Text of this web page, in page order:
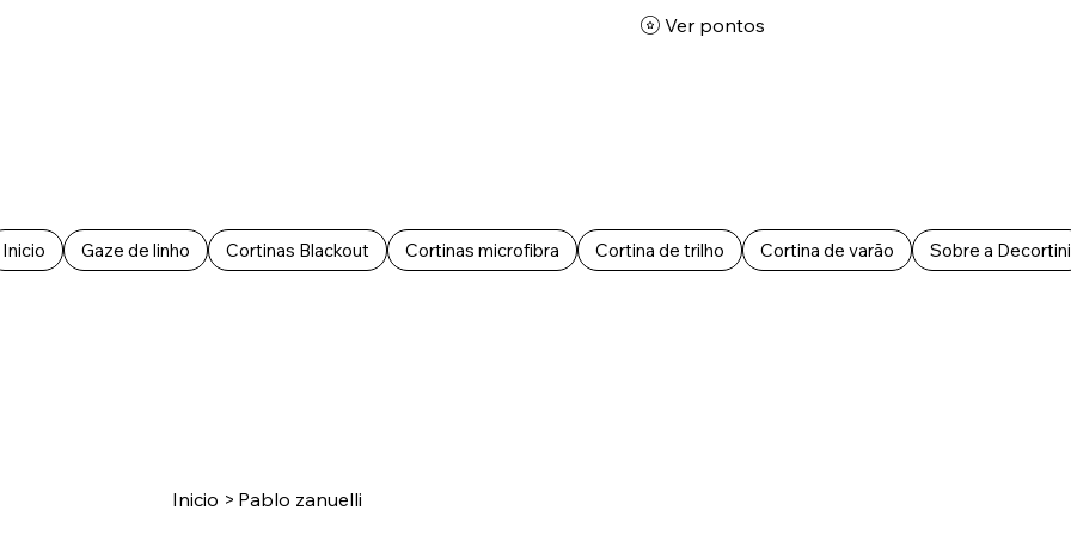
Inicio Gaze de linho Cortinas Blackout Cortinas microfibra Cortina de trilho Cortina de varão Sobre a Decortini
Ver pontos
Inicio > Pablo zanuelli